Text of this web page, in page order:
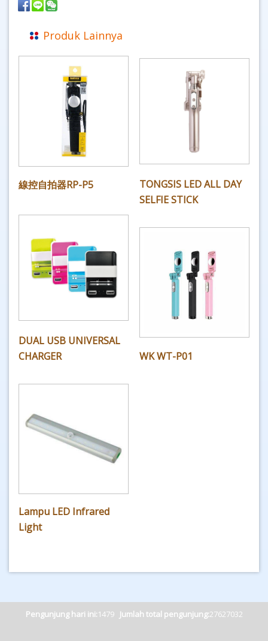
Produk Lainnya
線控自拍器RP-P5
TONGSIS LED ALL DAY
SELFIE STICK
DUAL USB UNIVERSAL
CHARGER
WK WT-P01
Lampu LED Infrared
Light
Pengunjung hari ini:1479 Jumlah total pengunjung:27627032